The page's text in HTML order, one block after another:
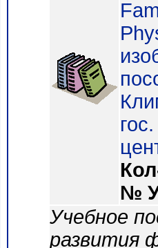
№
Учебное
развития